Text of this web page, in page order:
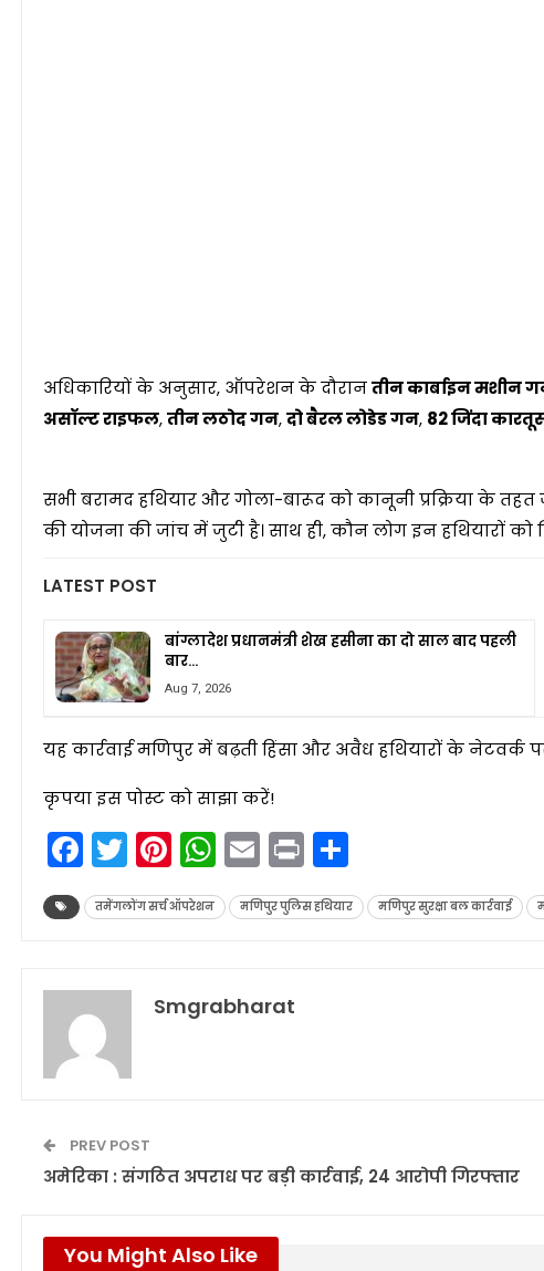
अधिकारियों के अनुसार, ऑपरेशन के दौरानतीन कार्बाइन मशीन
असॉल्ट राइफल,तीन लठोद गन,दो बैरल लोडेड गन, 82 जिंदा
सभी बरामद हथियार और गोला-बारूद को कानूनी प्रक्रिया के
की योजना की जांच में जुटी है। साथ ही, कौन लोग इन हथियारों
LATEST POST
बांग्लादेश प्रधानमंत्री शेख हसीना का दो साल बाद पहली
बार…
Aug 7, 2026
यह कार्रवाई मणिपुर में बढ़ती हिंसा और अवैध हथियारों के नेटवर्क पर
कृपया इस पोस्ट को साझा करें!
Facebook
Twitter
Pinterest
WhatsApp
Email
Print
तमेंगलोंग सर्च ऑपरेशन मणिपुर पुलिस हथियार मणिपुर सुरक्षा बल कार्रवाई
Smgrabharat
PREV POST
अमेरिका : संगठित अपराध पर बड़ी कार्रवाई, 24 आरोपी गिरफ्तार
You Might Also Like